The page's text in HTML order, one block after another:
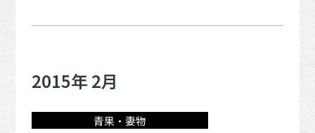
2015年 2月
青果・妻物